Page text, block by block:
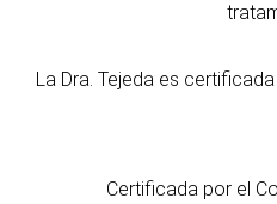
La Dra. Tejeda es
Certificada por el